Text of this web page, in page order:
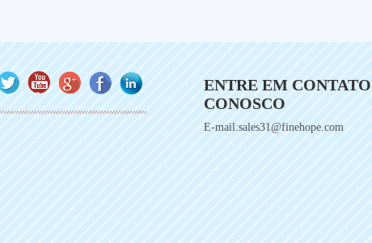
ENTRE EM CONTATO
CONOSCO
E-mail:sales31@finehope.com